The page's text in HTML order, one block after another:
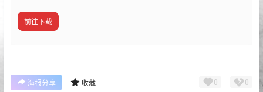
前往下载
海报分享 收藏 0 0